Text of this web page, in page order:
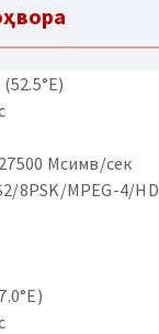
Мсимв/сек
8PSK/MPEG-4/HD